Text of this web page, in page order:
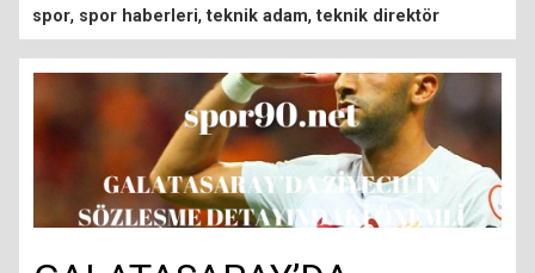
spor, spor haberleri,teknik adam,teknik direktör